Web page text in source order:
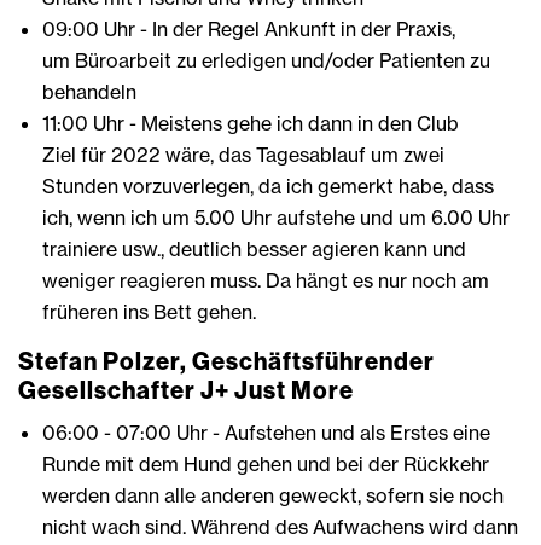
09:00 Uhr - In der Regel Ankunft in der Praxis,
um Büroarbeit zu erledigen und/oder Patienten zu
behandeln
11:00 Uhr - Meistens gehe ich dann in den Club
Ziel für 2022 wäre, das Tagesablauf um zwei
Stunden vorzuverlegen, da ich gemerkt habe, dass
ich, wenn ich um 5.00 Uhr aufstehe und um 6.00 Uhr
trainiere usw., deutlich besser agieren kann und
weniger reagieren muss. Da hängt es nur noch am
früheren ins Bett gehen.
Stefan Polzer, Geschäftsführender
Gesellschafter J+ Just More
06:00 - 07:00 Uhr - Aufstehen und als Erstes eine
Runde mit dem Hund gehen und bei der Rückkehr
werden dann alle anderen geweckt, sofern sie noch
nicht wach sind. Während des Aufwachens wird dann